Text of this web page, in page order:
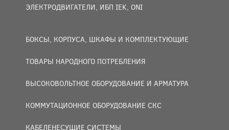
ЭЛЕКТРОДВИГАТЕЛИ, ИБП IEK, ONI
БОКСЫ, КОРПУСА, ШКАФЫ И КОМПЛЕКТУЮЩИЕ
ТОВАРЫ НАРОДНОГО ПОТРЕБЛЕНИЯ
ВЫСОКОВОЛЬТНОЕ ОБОРУДОВАНИЕ И АРМАТУРА
КОММУТАЦИОННОЕ ОБОРУДОВАНИЕ СКС
КАБЕЛЕНЕСУЩИЕ СИСТЕМЫ